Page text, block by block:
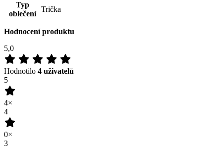
Typ
oblečení
Trička
Hodnocení produktu
5,0
Hodnotilo 4 uživatelů
5
4×
4
0×
3